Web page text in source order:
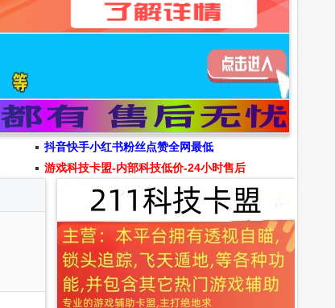
抖音快手小红书粉丝点赞全网最低
游戏科技卡盟-内部科技低价-24小时售后